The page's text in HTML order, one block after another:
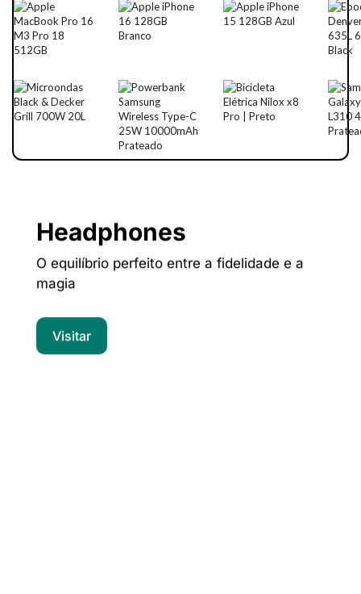
Headphones
O equilíbrio perfeito entre a fidelidade e a
magia
Visitar